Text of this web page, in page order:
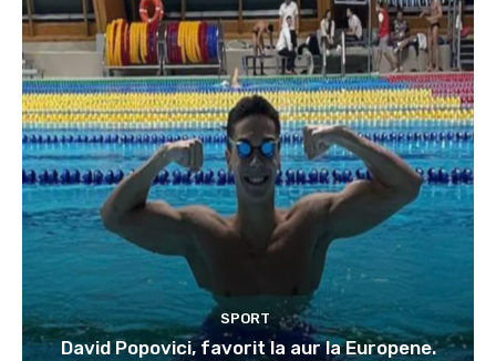
SPORT
David Popovici, favorit la aur la Europene.